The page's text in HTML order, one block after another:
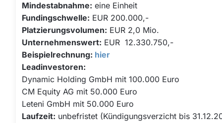
Mindestabnahme: eine Einheit
Fundingschwelle: EUR 200.000,-
Platzierungsvolumen: EUR 2,0 Mio.
Unternehmenswert: EUR 12.330.750,-
Beispielrechnung: hier
Leadinvestoren:
Dynamic Holding GmbH mit 100.000 Euro
CM Equity AG mit 50.000 Euro
Leteni GmbH mit 50.000 Euro
Laufzeit: unbefristet (Kündigungsverzicht bis